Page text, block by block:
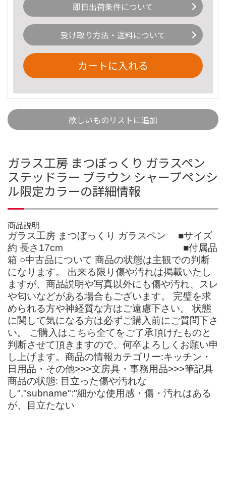
即日出荷条件について
受け取り方法・送料について
カートに入れる
欲しいものリストに追加
ガラス工房 まつぼっくり ガラスペン
ステッドラー ブラウン シャープペンシ
ル限定カラーの詳細情報
商品説明
ガラス工房 まつぼっくり ガラスペン ■サイズ
約 長さ17cm ■付属品
箱 ○中古品について 商品の状態は主観での判断
になります。 出来る限り傷や汚れは掲載いたし
ますが、商品説明や写真以外にも傷や汚れ、スレ
や匂いなどがある場合もございます。 完璧を求
められる方や神経質な方はご遠慮下さい。 状態
に関して気になる方は必ずご購入前にご質問下さ
い。 ご購入はこちら全てをご了承頂けたものと
判断させて頂きますので、何卒よろしくお願い申
し上げます。商品の情報カテゴリー:キッチン・
日用品・その他>>>文房具・事務用品>>>筆記具
商品の状態: 目立った傷や汚れな
し","subname":"細かな使用感・傷・汚れはある
が、目立たない